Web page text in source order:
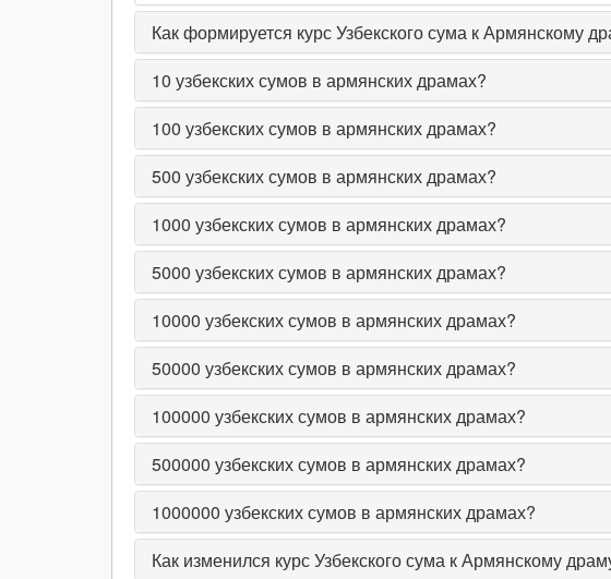
Как формируется курс Узбекского сума к Армянскому
10 узбекских сумов в армянских драмах?
100 узбекских сумов в армянских драмах?
500 узбекских сумов в армянских драмах?
1000 узбекских сумов в армянских драмах?
5000 узбекских сумов в армянских драмах?
10000 узбекских сумов в армянских драмах?
50000 узбекских сумов в армянских драмах?
100000 узбекских сумов в армянских драмах?
500000 узбекских сумов в армянских драмах?
1000000 узбекских сумов в армянских драмах?
Как изменился курс Узбекского сума к Армянскому